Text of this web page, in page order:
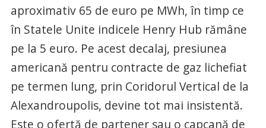
aproximativ 65 de euro pe MWh, în timp ce
în Statele Unite indicele Henry Hub rămâne
pe la 5 euro. Pe acest decalaj, presiunea
americană pentru contracte de gaz lichefiat
pe termen lung, prin Coridorul Vertical de la
Alexandroupolis, devine tot mai insistentă.
Este o ofertă de partener sau o capcană de